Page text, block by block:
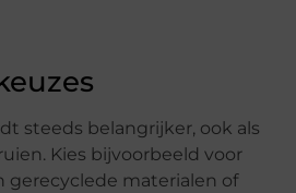
steeds belangrijker, ook als
Kies bijvoorbeeld voor
gerecyclede materialen of